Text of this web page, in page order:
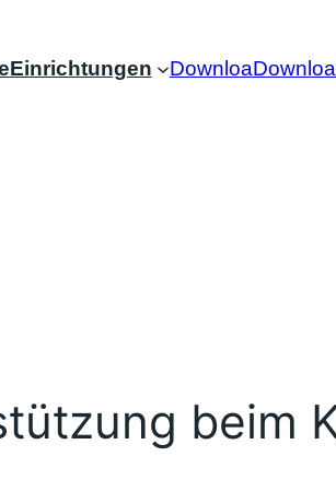
Einrichtungen
beim